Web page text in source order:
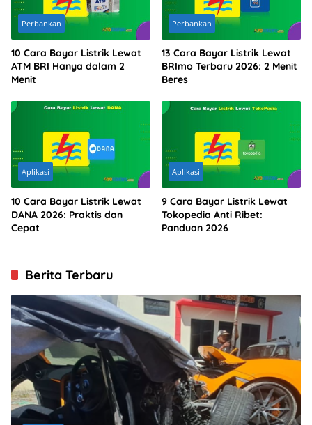
Perbankan
10 Cara Bayar Listrik Lewat
ATM BRI Hanya dalam 2
Menit
Perbankan
13 Cara Bayar Listrik Lewat
BRImo Terbaru 2026: 2 Menit
Beres
Aplikasi
10 Cara Bayar Listrik Lewat
DANA 2026: Praktis dan
Cepat
Aplikasi
9 Cara Bayar Listrik Lewat
Tokopedia Anti Ribet:
Panduan 2026
Berita Terbaru